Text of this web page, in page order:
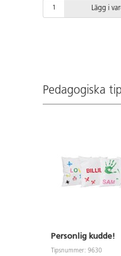
Lägg i
Pedagogiska
Personlig kudde!
Tipsnummer: 9630